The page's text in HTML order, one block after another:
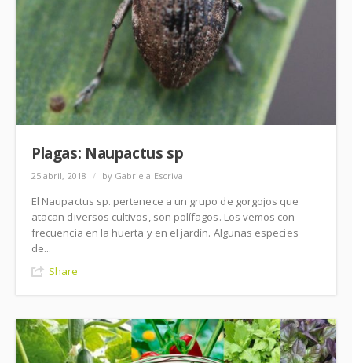
Plagas: Naupactus sp
25 abril, 2018 / by Gabriela Escriva
El Naupactus sp. pertenece a un grupo de gorgojos que
atacan diversos cultivos, son polífagos. Los vemos con
frecuencia en la huerta y en el jardín. Algunas especies
de...
Share